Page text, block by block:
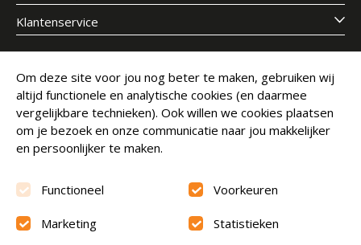
Klantenservice
Meld je aan voor onze nieuwsbrief
E-mailadres
Abonneer
Beoordeling9.6
Om deze site voor jou nog beter te maken, gebruiken wij
altijd functionele en analytische cookies (en daarmee
vergelijkbare technieken). Ook willen we cookies plaatsen
om je bezoek en onze communicatie naar jou makkelijker
en persoonlijker te maken.
Functioneel Voorkeuren
Marketing Statistieken